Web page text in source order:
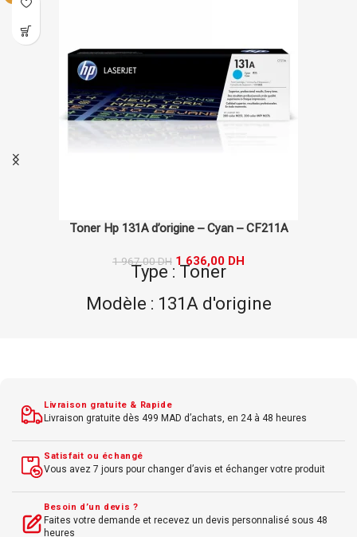
Toner Hp 131A d’origine – Cyan – CF211A
1 967,00DH 1 636,00 DH
Type : Toner
Modèle : 131A d'origine
Livraison gratuite & Rapide
Livraison gratuite dès 499 MAD d’achats, en 24 à 48 heures
Satisfait ou échangé
Vous avez 7 jours pour changer d’avis et échanger votre produit
Besoin d’un devis ?
Faites votre demande et recevez un devis personnalisé sous 48
heures